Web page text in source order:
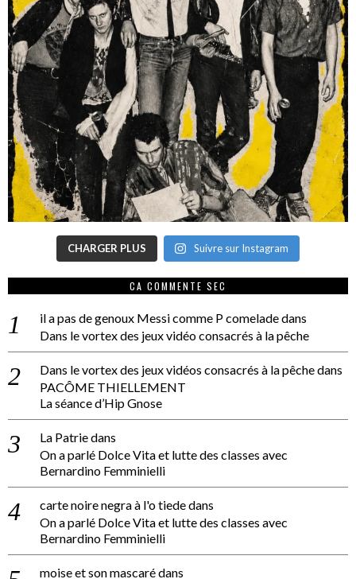
CHARGER PLUS Suivre sur Instagram
CA COMMENTE SEC
il a pas de genoux Messi comme P comeladedans
Dans le vortex des jeux vidéo consacrés à la pêche
Dans le vortex des jeux vidéos consacrés à la pêchedans
PACÔME THIELLEMENT
La séance d’Hip Gnose
La Patriedans
On a parlé Dolce Vita et lutte des classes avec
Bernardino Femminielli
carte noire negra à l'o tiededans
On a parlé Dolce Vita et lutte des classes avec
Bernardino Femminielli
moise et son mascarédans